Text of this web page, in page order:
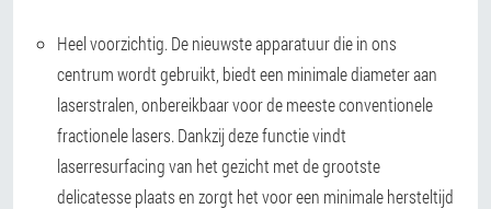
Heel voorzichtig. De nieuwste apparatuur die in ons
centrum wordt gebruikt, biedt een minimale diameter aan
laserstralen, onbereikbaar voor de meeste conventionele
fractionele lasers. Dankzij deze functie vindt
laserresurfacing van het gezicht met de grootste
delicatesse plaats en zorgt het voor een minimale hersteltijd